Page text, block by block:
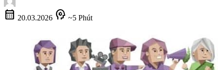
calendar_month 20.03.2026 psychology ~5 Phút